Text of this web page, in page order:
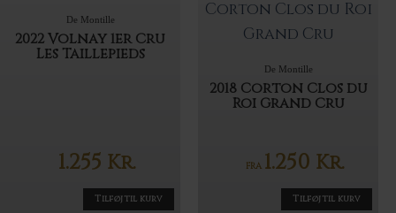
De Montille
2022 Volnay 1er Cru
Les Taillepieds
1.255 Kr.
Tilføj til kurv
De Montille
2018 Corton Clos du
Roi Grand Cru
FRA 1.250 Kr.
Tilføj til kurv